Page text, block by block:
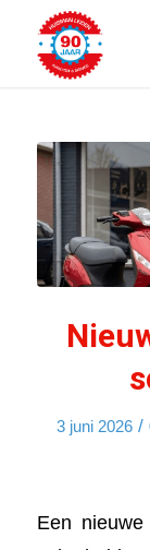
3 juni 2026 /
Een